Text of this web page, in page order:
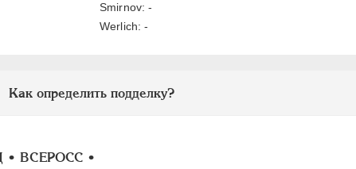
Smirnov: -
Werlich: -
Как определить подделку?
• ВСЕРОСС •